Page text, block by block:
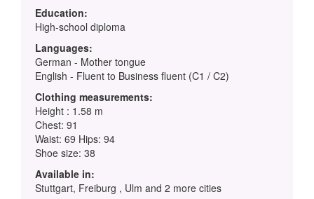
Education:
High-school diploma
Languages:
German - Mother tongue
English - Fluent to Business fluent (C1 / C2)
Clothing measurements:
Height : 1.58 m
Chest: 91
Waist: 69 Hips: 94
Shoe size: 38
Available in:
Stuttgart, Freiburg , Ulm and 2 more cities